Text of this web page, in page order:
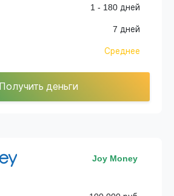
1 - 180 дней
7 дней
Среднее
Получить деньги
Joy Money